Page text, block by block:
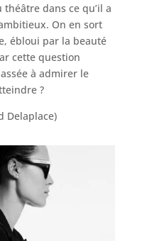
dans ce qu’il a
On en sort
ébloui par la beauté
cette question
à admirer le
?
Delaplace)